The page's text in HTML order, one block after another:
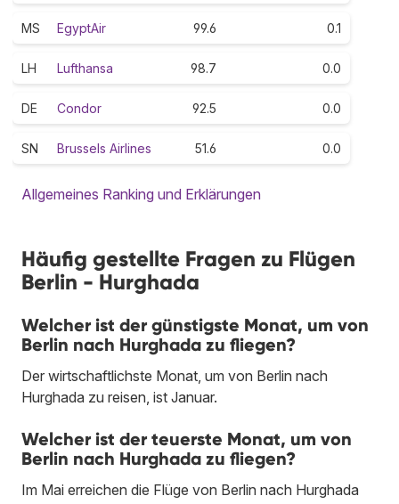
MS EgyptAir 99.6 0.1
LH Lufthansa 98.7 0.0
DE Condor 92.5 0.0
SN Brussels Airlines 51.6 0.0
Allgemeines Ranking und Erklärungen
Häufig gestellte Fragen zu Flügen
Berlin - Hurghada
Welcher ist der günstigste Monat, um von
Berlin nach Hurghada zu fliegen?
Der wirtschaftlichste Monat, um von Berlin nach
Hurghada zu reisen, ist Januar.
Welcher ist der teuerste Monat, um von
Berlin nach Hurghada zu fliegen?
Im Mai erreichen die Flüge von Berlin nach Hurghada